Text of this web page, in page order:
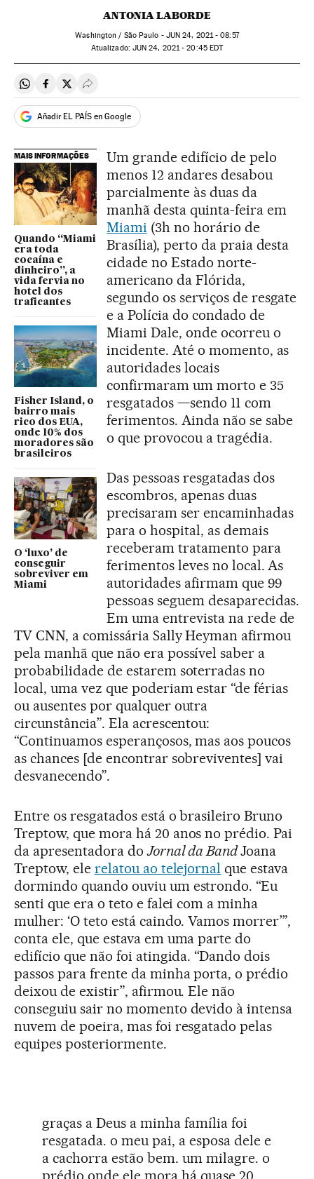
ANTONIA LABORDE
Washington / São Paulo - JUN 24, 2021 - 08:57
atualizado: JUN 24, 2021 - 20:45EDT
Compartir en Whatsapp
Compartir en Facebook
Compartir en Twitter
Desplegar Redes Sociales
Añadir EL PAÍS en Google
MAIS INFORMAÇÕES
Quando “Miami
era toda
cocaína e
dinheiro”, a
vida fervia no
hotel dos
traficantes
Fisher Island, o
bairro mais
rico dos EUA,
onde 10% dos
moradores são
brasileiros
O ‘luxo’ de
conseguir
sobreviver em
Miami
Um grande edifício de pelo
menos 12 andares desabou
parcialmente às duas da
manhã desta quinta-feira em
Miami (3h no horário de
Brasília), perto da praia desta
cidade no Estado norte-
americano da Flórida,
segundo os serviços de resgate
e a Polícia do condado de
Miami Dale, onde ocorreu o
incidente. Até o momento, as
autoridades locais
confirmaram um morto e 35
resgatados —sendo 11 com
ferimentos. Ainda não se sabe
o que provocou a tragédia.
Das pessoas resgatadas dos
escombros, apenas duas
precisaram ser encaminhadas
para o hospital, as demais
receberam tratamento para
ferimentos leves no local. As
autoridades afirmam que 99
pessoas seguem desaparecidas.
Em uma entrevista na rede de
TV CNN, a comissária Sally Heyman afirmou
pela manhã que não era possível saber a
probabilidade de estarem soterradas no
local, uma vez que poderiam estar “de férias
ou ausentes por qualquer outra
circunstância”. Ela acrescentou:
“Continuamos esperançosos, mas aos poucos
as chances [de encontrar sobreviventes] vai
desvanecendo”.
Entre os resgatados está o brasileiro Bruno
Treptow, que mora há 20 anos no prédio. Pai
da apresentadora doJornal da BandJoana
Treptow, ele relatou ao telejornal que estava
dormindo quando ouviu um estrondo. “Eu
senti que era o teto e falei com a minha
mulher: ‘O teto está caindo. Vamos morrer’”,
conta ele, que estava em uma parte do
edifício que não foi atingida. “Dando dois
passos para frente da minha porta, o prédio
deixou de existir”, afirmou. Ele não
conseguiu sair no momento devido à intensa
nuvem de poeira, mas foi resgatado pelas
equipes posteriormente.
graças a Deus a minha família foi
resgatada. o meu pai, a esposa dele e
a cachorra estão bem. um milagre. o
prédio onde ele mora há quase 20